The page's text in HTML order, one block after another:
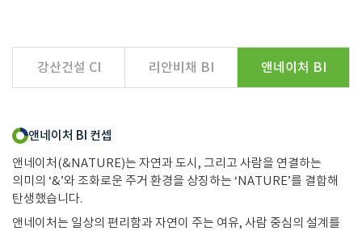
강산건설 CI 리안비채 BI 앤네이처 BI
앤네이처 BI 컨셉
앤네이처(&NATURE)는 자연과 도시, 그리고 사람을 연결하는
의미의 ‘&’와 조화로운 주거 환경을 상징하는 ‘NATURE’를 결합해
탄생했습니다.
앤네이처는 일상의 편리함과 자연이 주는 여유, 사람 중심의 설계를